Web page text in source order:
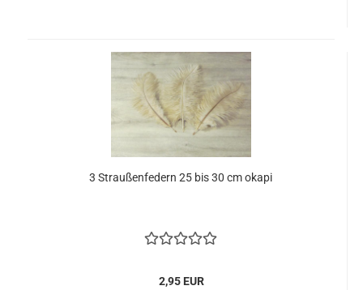
3 Straußenfedern 25 bis 30 cm okapi
2,95 EUR